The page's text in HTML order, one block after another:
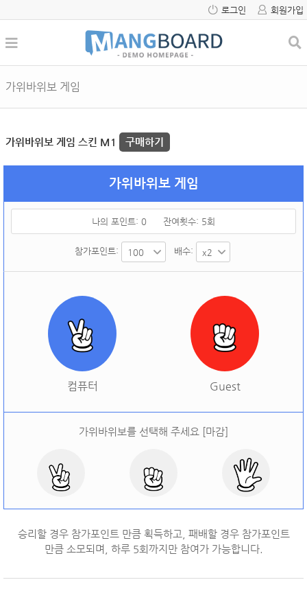
로그인 회원가입
가위바위보 게임
가위바위보 게임 스킨 M1 구매하기
가위바위보 게임
나의 포인트: 0 잔여횟수: 5회
참가포인트: 배수:
컴퓨터 Guest
가위바위보를 선택해 주세요 [마감]
오늘 승률: 오늘 결과: ]
승리할 경우 참가포인트 만큼 획득하고, 패배할 경우 참가포인트
만큼 소모되며, 하루 5회까지만 참여가 가능합니다.